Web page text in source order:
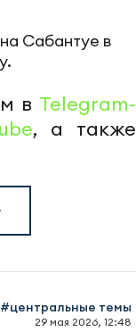
Сабантуе в
в Telegram-
, а также
#центральные темы
29 мая 2026, 12:48